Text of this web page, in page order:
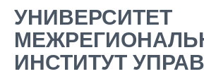
УНИВЕРСИТЕТ
ИНСТИТУТ